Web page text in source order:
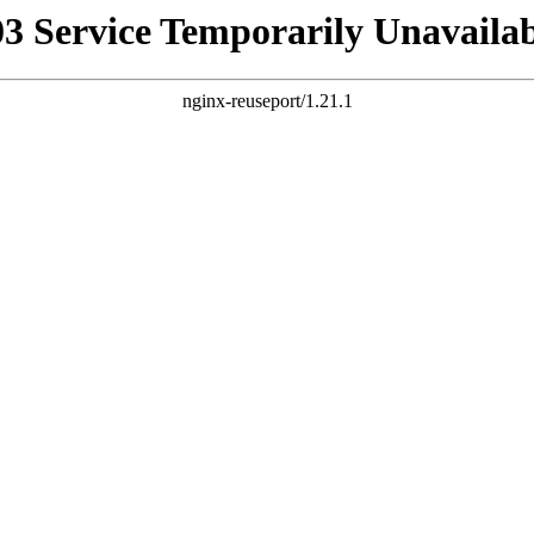
Service Temporarily
nginx-reuseport/1.21.1